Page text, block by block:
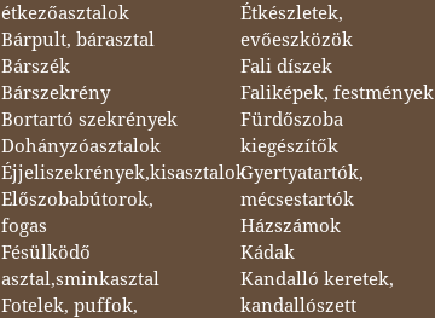
étkezőasztalok
Bárpult, bárasztal
Bárszék
Bárszekrény
Bortartó szekrények
Dohányzóasztalok
Éjjeliszekrények,kisasztalok
Előszobabútorok,
fogas
Fésülködő
asztal,sminkasztal
Fotelek, puffok,
Étkészletek,
evőeszközök
Fali díszek
Faliképek, festmények
Fürdőszoba
kiegészítők
Gyertyatartók,
mécsestartók
Házszámok
Kádak
Kandalló keretek,
kandallószett